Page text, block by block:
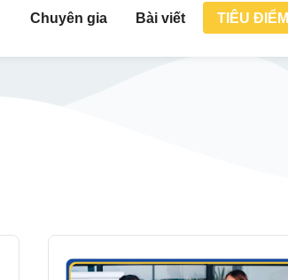
Chuyên gia Bài viết TIÊU ĐIỂM